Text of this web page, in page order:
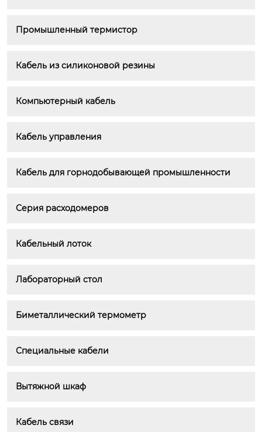
Промышленный термистор
Кабель из силиконовой резины
Компьютерный кабель
Кабель управления
Кабель для горнодобывающей промышленности
Серия расходомеров
Кабельный лоток
Лабораторный стол
Биметаллический термометр
Специальные кабели
Вытяжной шкаф
Кабель связи